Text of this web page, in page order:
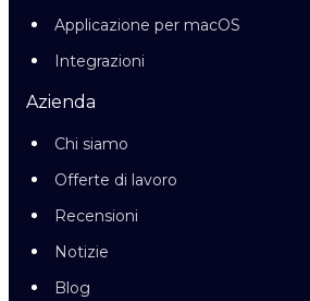
Applicazione per macOS
Integrazioni
Azienda
Chi siamo
Offerte di lavoro
Recensioni
Notizie
Blog